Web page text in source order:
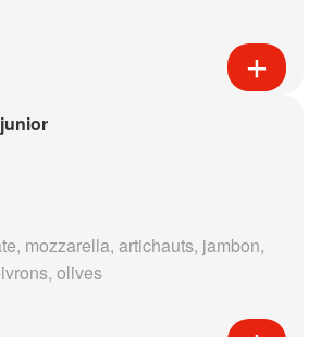
mozzarella, artichauts, jambon,
olives